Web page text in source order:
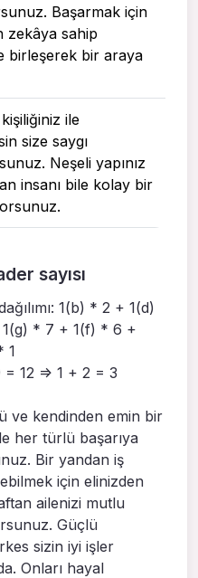
Başarmak için
zekâya sahip
birleşerek bir araya
ile
size saygı
Neşeli yapınız
insanı bile kolay bir
sayısı
1(b) * 2 + 1(d)
* 7 + 1(f) * 6 +
1
= 12 => 1 + 2 = 3
ve kendinden emin bir
her türlü başarıya
Bir yandan iş
için elinizden
ailenizi mutlu
Güçlü
sizin iyi işler
Onları hayal